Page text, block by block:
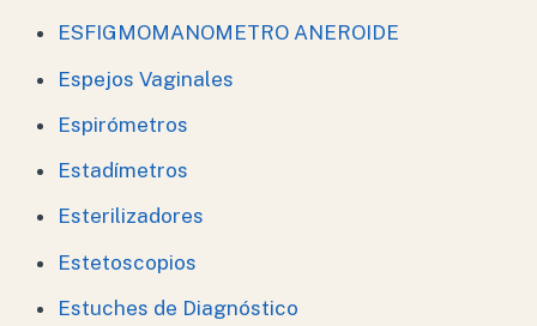
ESFIGMOMANOMETRO ANEROIDE
Espejos Vaginales
Espirómetros
Estadímetros
Esterilizadores
Estetoscopios
Estuches de Diagnóstico